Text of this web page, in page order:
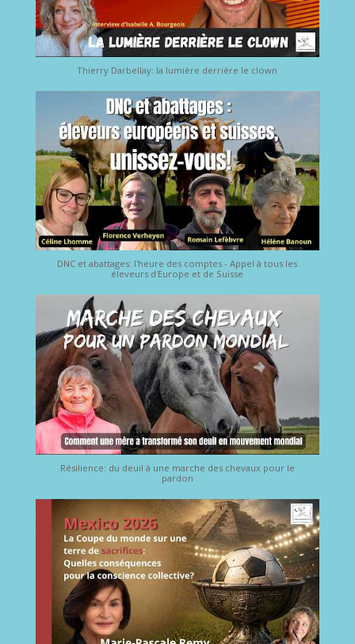
Thierry Darbellay: la lumière derrière le clown
DNC et abattages: l'heure des comptes - Appel à tous les
éleveurs d'Europe et de Suisse
Résilience: du deuil à une marche des chevaux pour le
pardon